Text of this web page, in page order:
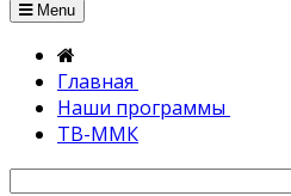
Menu
Главная
Наши программы
ТВ-ММК